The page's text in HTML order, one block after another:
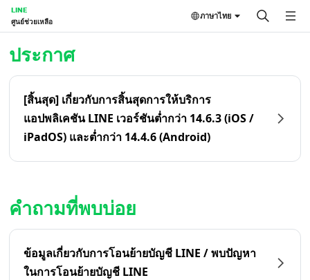
LINE
ศูนย์ช่วยเหลือ
ภาษาไทย
ประกาศ
[สิ้นสุด] เกี่ยวกับการสิ้นสุดการให้บริการ
แอปพลิเคชัน LINE เวอร์ชันต่ำกว่า 14.6.3 (iOS /
iPadOS) และต่ำกว่า 14.4.6 (Android)
คำถามที่พบบ่อย
ข้อมูลเกี่ยวกับการโอนย้ายบัญชี LINE / พบปัญหา
ในการโอนย้ายบัญชี LINE